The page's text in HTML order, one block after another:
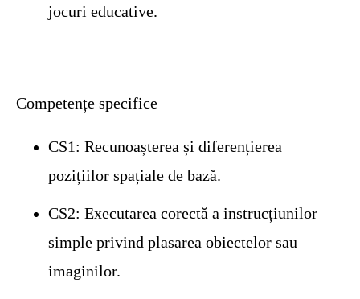
jocuri educative.
Competențe specifice
CS1: Recunoașterea și diferențierea
pozițiilor spațiale de bază.
CS2: Executarea corectă a instrucțiunilor
simple privind plasarea obiectelor sau
imaginilor.